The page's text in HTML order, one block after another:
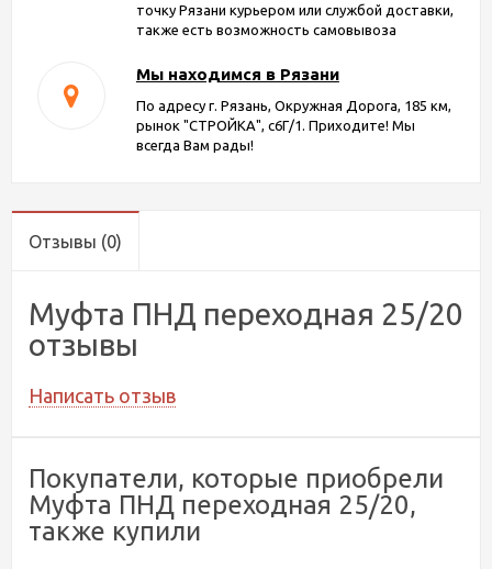
точку Рязани курьером или службой доставки,
также есть возможность самовывоза
Мы находимся в Рязани
По адресу г. Рязань, Окружная Дорога, 185 км,
рынок "СТРОЙКА", с6Г/1. Приходите! Мы
всегда Вам рады!
Отзывы (0)
Муфта ПНД переходная 25/20
отзывы
Написать отзыв
Покупатели, которые приобрели
Муфта ПНД переходная 25/20,
также купили